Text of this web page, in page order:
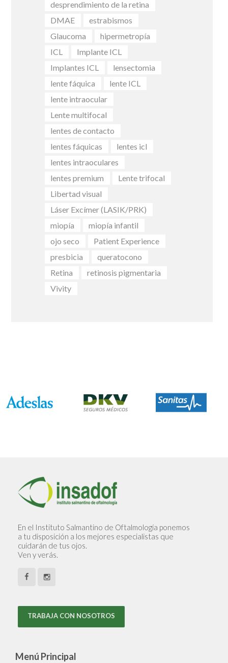
desprendimiento de la retina
DMAE
estrabismos
Glaucoma
hipermetropía
ICL
Implante ICL
Implantes ICL
lensectomia
lente fáquica
lente ICL
lente intraocular
Lente multifocal
lentes de contacto
lentes fáquicas
lentes icl
lentes intraoculares
lentes premium
Lente trifocal
Libertad visual
Láser Excímer (LASIK/PRK)
miopía
miopía infantil
ojo seco
Patient Experience
presbicia
queratocono
Retina
retinosis pigmentaria
Vivity
En el Instituto Salmantino de Oftalmología ponemos
a tu disposición a los mejores especialistas que
cuidarán de tus ojos.
Ven y verás.
TRABAJA CON NOSOTROS
Menú Principal